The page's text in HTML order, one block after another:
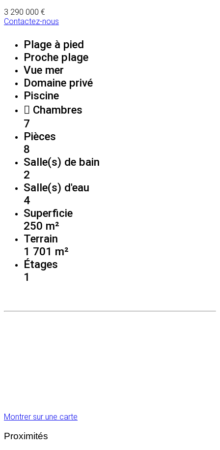
3 290 000 €
Contactez-nous
Plage à pied
Proche plage
Vue mer
Domaine privé
Piscine
Chambres
7
Pièces
8
Salle(s) de bain
2
Salle(s) d'eau
4
Superficie
250 m²
Terrain
1 701 m²
Étages
1
Montrer sur une carte
Proximités